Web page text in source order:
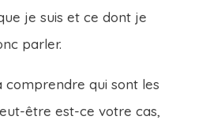
je suis et ce dont je
parler.
comprendre qui sont les
être est-ce votre cas,